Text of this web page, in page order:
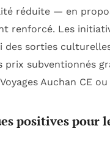
réduite — en
renforcé. Les
des sorties
prix subventionnés
Auchan CE ou
positives pour